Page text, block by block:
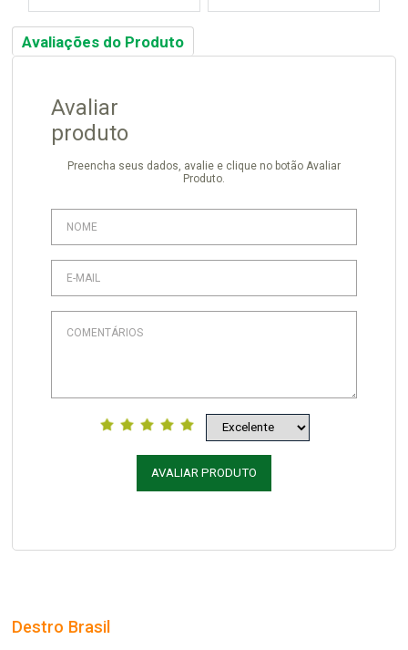
Avaliações do Produto
Avaliar
produto
Preencha seus dados, avalie e clique no botão Avaliar
Produto.
AVALIAR PRODUTO
Destro Brasil